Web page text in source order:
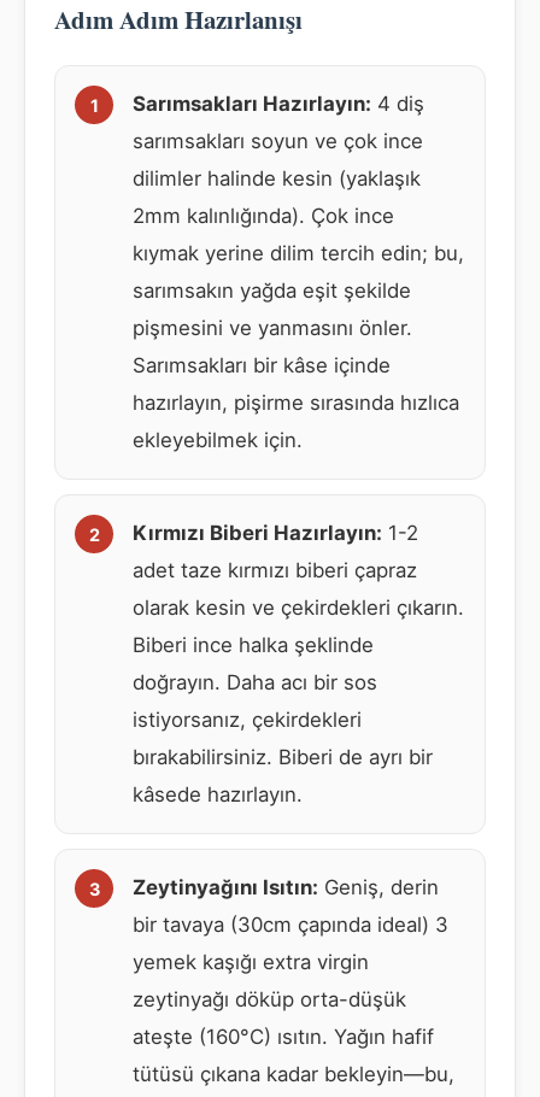
Adım Adım Hazırlanışı
Sarımsakları Hazırlayın: 4 diş
sarımsakları soyun ve çok ince
dilimler halinde kesin (yaklaşık
2mm kalınlığında). Çok ince
kıymak yerine dilim tercih edin; bu,
sarımsakın yağda eşit şekilde
pişmesini ve yanmasını önler.
Sarımsakları bir kâse içinde
hazırlayın, pişirme sırasında hızlıca
ekleyebilmek için.
Kırmızı Biberi Hazırlayın: 1-2
adet taze kırmızı biberi çapraz
olarak kesin ve çekirdekleri çıkarın.
Biberi ince halka şeklinde
doğrayın. Daha acı bir sos
istiyorsanız, çekirdekleri
bırakabilirsiniz. Biberi de ayrı bir
kâsede hazırlayın.
Zeytinyağını Isıtın: Geniş, derin
bir tavaya (30cm çapında ideal) 3
yemek kaşığı extra virgin
zeytinyağı döküp orta-düşük
ateşte (160°C) ısıtın. Yağın hafif
tütüsü çıkana kadar bekleyin—bu,